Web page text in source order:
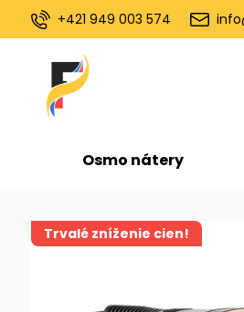
+421 949 003 574
Osmo nátery
Trvalé zníženie cien!